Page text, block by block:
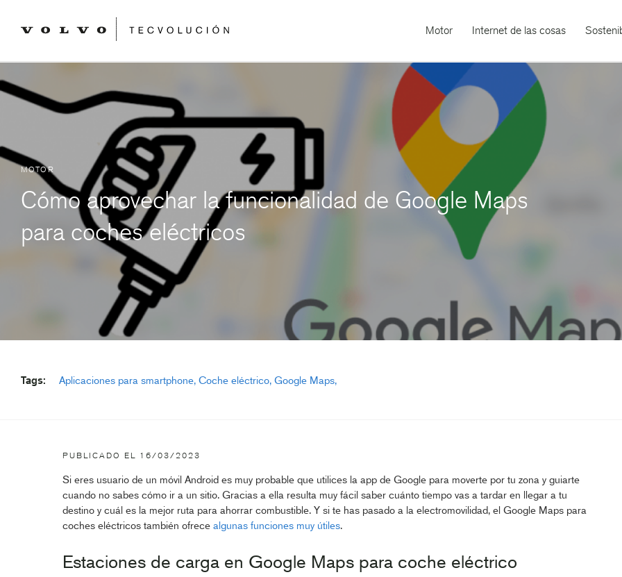
Motor Internet de las cosas
MOTOR
Cómo aprovechar la funcionalidad de Google Maps
para coches eléctricos
Tags: Aplicaciones para smartphone Coche eléctrico Google Maps
PUBLICADO EL 16/03/2023
Si eres usuario de un móvil Android es muy probable que utilices la app de Google para moverte por tu zona y guiarte
cuando no sabes cómo ir a un sitio. Gracias a ella resulta muy fácil saber cuánto tiempo vas a tardar en llegar a tu
destino y cuál es la mejor ruta para ahorrar combustible. Y si te has pasado a la electromovilidad, el Google Maps para
coches eléctricos también ofrece algunas funciones muy útiles.
Estaciones de carga en Google Maps para coche eléctrico